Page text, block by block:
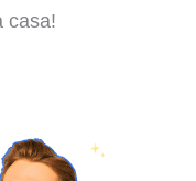
casa!